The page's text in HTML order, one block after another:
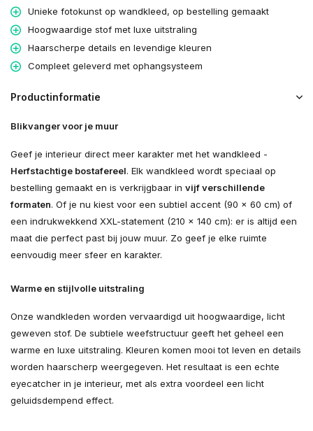
Unieke fotokunst op wandkleed, op bestelling gemaakt
Hoogwaardige stof met luxe uitstraling
Haarscherpe details en levendige kleuren
Compleet geleverd met ophangsysteem
Productinformatie
Blikvanger voor je muur
Geef je interieur direct meer karakter met het wandkleed -
Herfstachtige bostafereel. Elk wandkleed wordt speciaal op
bestelling gemaakt en is verkrijgbaar in vijf verschillende
formaten. Of je nu kiest voor een subtiel accent (90 × 60 cm) of
een indrukwekkend XXL-statement (210 × 140 cm): er is altijd een
maat die perfect past bij jouw muur. Zo geef je elke ruimte
eenvoudig meer sfeer en karakter.
Warme en stijlvolle uitstraling
Onze wandkleden worden vervaardigd uit hoogwaardige, licht
geweven stof. De subtiele weefstructuur geeft het geheel een
warme en luxe uitstraling. Kleuren komen mooi tot leven en details
worden haarscherp weergegeven. Het resultaat is een echte
eyecatcher in je interieur, met als extra voordeel een licht
geluidsdempend effect.